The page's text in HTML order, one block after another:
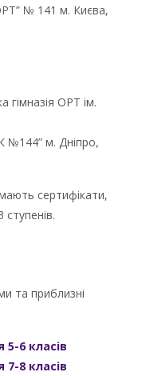
№ 141 м. Києва,
гімназія ОРТ ім.
№144” м. Дніпро,
сертифікати,
та приблизні
5-6 класів
7-8 класів